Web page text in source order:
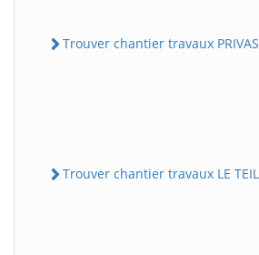
Trouver chantier travaux PRIVAS
Trouver chantier travaux LE TEIL